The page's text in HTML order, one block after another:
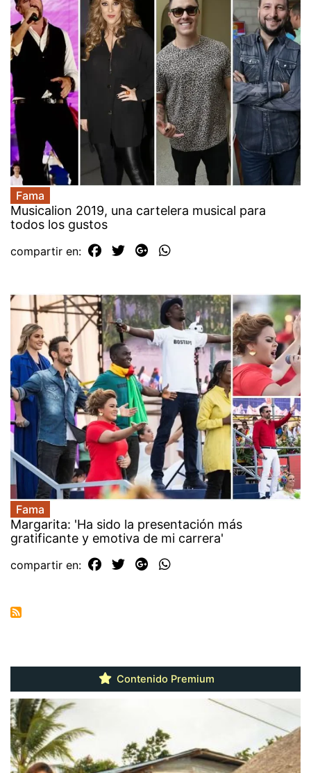
Fama
Musicalion 2019, una cartelera musical para
todos los gustos
compartir en:
Fama
Margarita: 'Ha sido la presentación más
gratificante y emotiva de mi carrera'
compartir en:
Contenido Premium